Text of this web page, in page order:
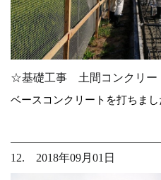
☆基礎工事 土間コンクリー
ベースコンクリートを打ちまし
12. 2018年09月01日